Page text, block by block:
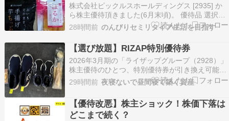
株式会社ピックルスホールディングス [2935] か
ら株主優待頂きました(6月末頃)。 優待品 選択し
た「ベジパル バラエティセット」です。 ベジパ
ルのほしいも姉妹 はるか おいもそのまま。手揚
げ芋ちっぷ (糖蜜がげ) 茨城県産べにはるかのひと
くちグラッセ 国産べにはるかのひとく…
28時間前 のんびりセミリタイア生活を目指す
【選び放題】RIZAP特別優待券
2026年3月期の「ライザップグループ（2928）」
株主優待のひとつ、特別優待券が引き換え可能に
なりました。 どんな優待なの？ ライザップの優
待券は、400株以上保有している株主を対象に贈
呈されます。指定のオンラインショップで5千円
～1万円分のお買い物ができるというもの。送料
は…
29時間前 夜寝ないで昼間寝て築く資産
【優待改悪】株主ショック！株価下落は
どこまで続く？